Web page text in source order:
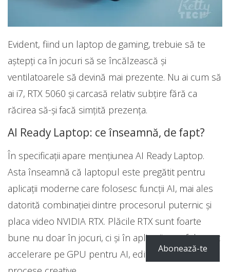
Evident, fiind un laptop de gaming, trebuie să te
aștepți ca în jocuri să se încălzească și
ventilatoarele să devină mai prezente. Nu ai cum să
ai i7, RTX 5060 și carcasă relativ subțire fără ca
răcirea să-și facă simțită prezența.
AI Ready Laptop: ce înseamnă, de fapt?
În specificații apare mențiunea AI Ready Laptop.
Asta înseamnă că laptopul este pregătit pentru
aplicații moderne care folosesc funcții AI, mai ales
datorită combinației dintre procesorul puternic și
placa video NVIDIA RTX. Plăcile RTX sunt foarte
bune nu doar în jocuri, ci și în aplicații care folosesc
accelerare pe GPU pentru AI, editare, randare sau
Abonează-te